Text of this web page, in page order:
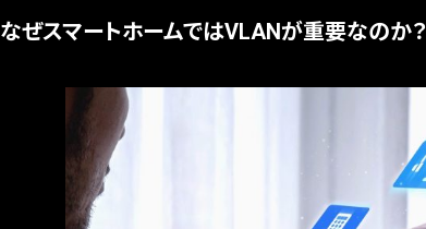
なぜスマートホームではVLANが重要なのか？